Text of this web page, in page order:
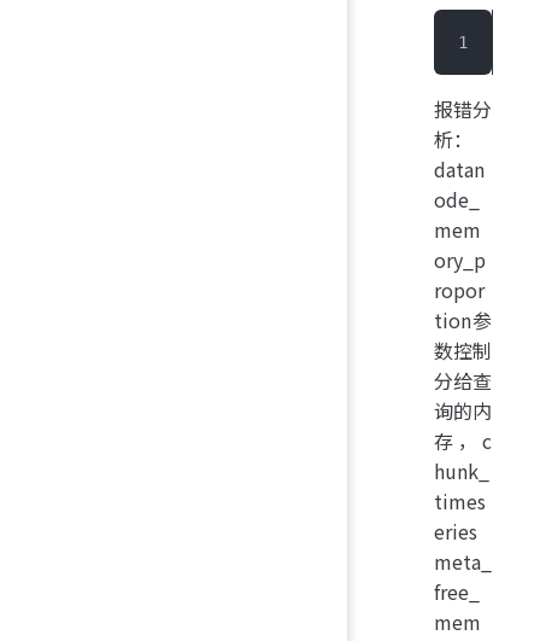
报错分
析：
datan
ode_
mem
ory_p
ropor
tion参
数控制
分给查
询的内
存，c
hunk_
times
eries
meta_
free_
mem